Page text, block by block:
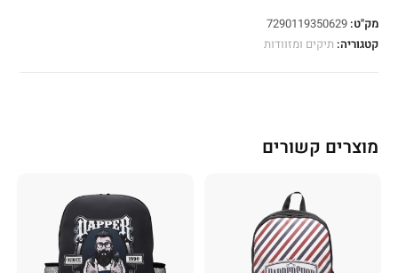
מק"ט:7290119350629
קטגוריה: תיקים ומזוודות
מוצרים קשורים